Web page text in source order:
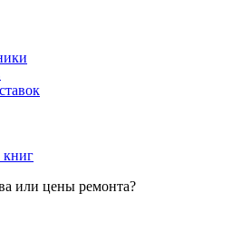
книг
или цены ремонта?